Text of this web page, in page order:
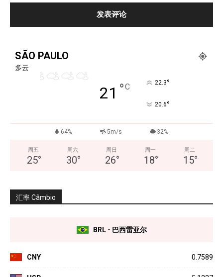
SÃO PAULO
多云
21 °C 22.3°
20.6°
64% 5m/s 32%
周五
25°
周六
30°
周日
26°
周一
18°
周二
15°
汇率 Câmbio
BRL - 巴西雷亚尔
CNY 0.7589